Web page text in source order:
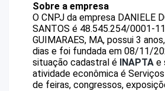
Sobre a empresa
O CNPJ da empresa DANIELE
SANTOS é 48.545.254/0001-11
GUIMARAES, MA, possui 3
dias e foi fundada em 08/11/
situação cadastral é INAPTA e
atividade econômica é
de feiras, congressos,